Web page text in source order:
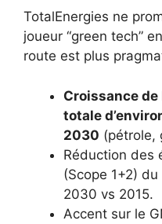
TotalEnergies ne
joueur “green tech”
route est plus
Croissance de
totale
2030 (pétrole,
Réduction des
(Scope 1+2)
2030 vs 2015.
Accent sur le